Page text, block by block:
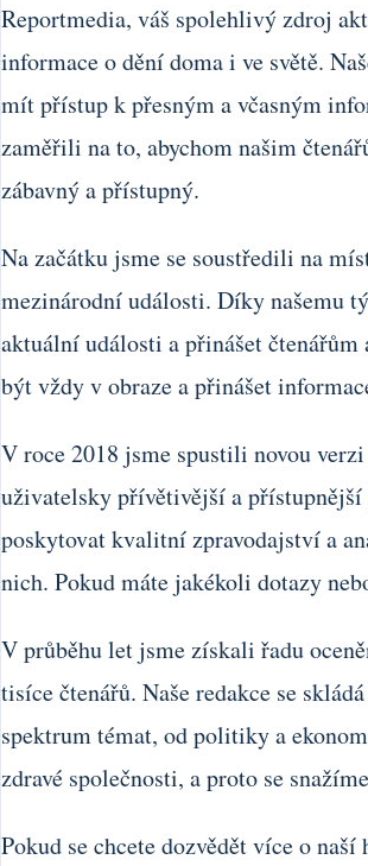
Reportmedia, váš spolehlivý zdroj
informace o dění doma i ve světě.
mít přístup k přesným a včasným
zaměřili na to, abychom našim
zábavný a přístupný.
Na začátku jsme se soustředili na
mezinárodní události. Díky našemu
aktuální události a přinášet čtenářům
být vždy v obraze a přinášet
V roce 2018 jsme spustili novou
uživatelsky přívětivější a přístupnější
poskytovat kvalitní zpravodajství a
nich. Pokud máte jakékoli dotazy
V průběhu let jsme získali řadu
tisíce čtenářů. Naše redakce se
spektrum témat, od politiky a
zdravé společnosti, a proto se
Pokud se chcete dozvědět více o